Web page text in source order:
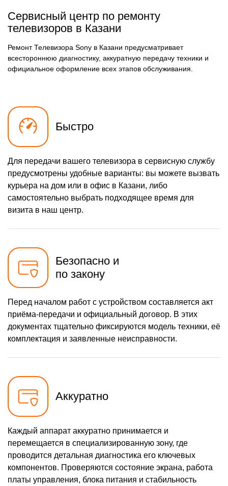
Сервисный центр по ремонту
телевизоров в Казани
Ремонт Телевизора Sony в Казани предусматривает
всестороннюю диагностику, аккуратную передачу техники и
официальное оформление всех этапов обслуживания.
Быстро
Для передачи вашего телевизора в сервисную службу
предусмотрены удобные варианты: вы можете вызвать
курьера на дом или в офис в Казани, либо
самостоятельно выбрать подходящее время для
визита в наш центр.
Безопасно и
по закону
Перед началом работ с устройством составляется акт
приёма-передачи и официальный договор. В этих
документах тщательно фиксируются модель техники, её
комплектация и заявленные неисправности.
Аккуратно
Каждый аппарат аккуратно принимается и
перемещается в специализированную зону, где
проводится детальная диагностика его ключевых
компонентов. Проверяются состояние экрана, работа
платы управления, блока питания и стабильность